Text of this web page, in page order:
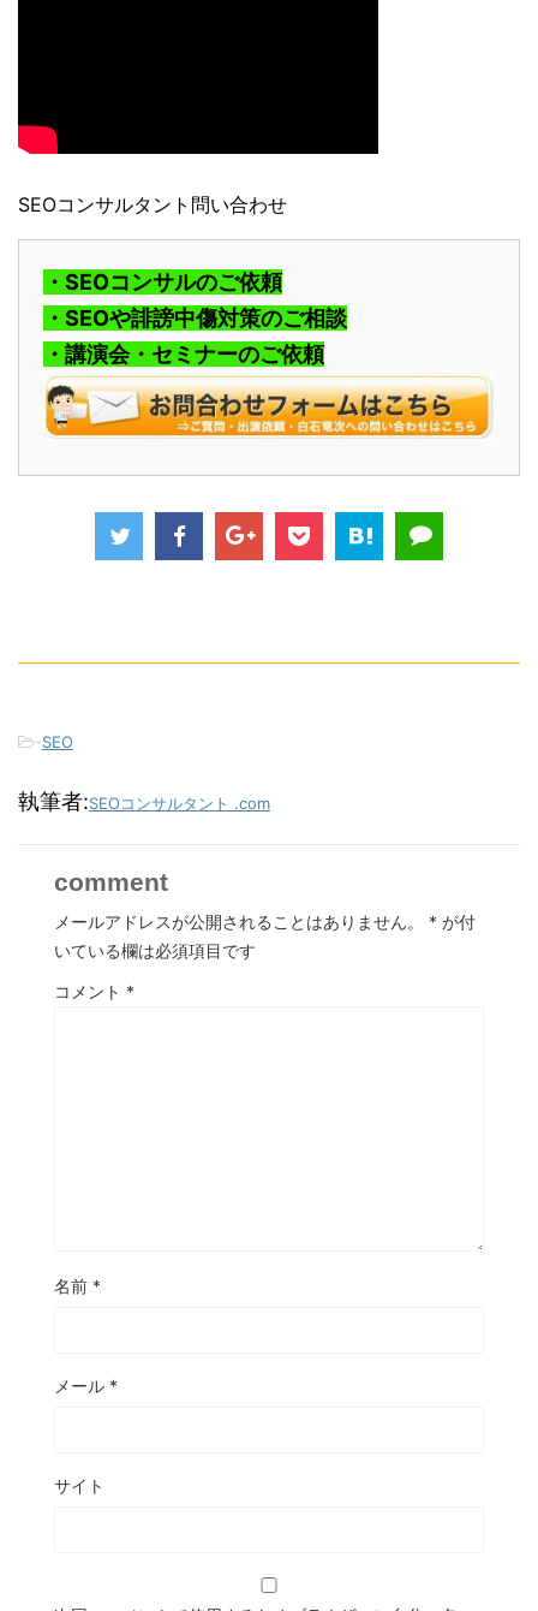
SEOコンサルタント問い合わせ
・SEOコンサルのご依頼
・SEOや誹謗中傷対策のご相談
・講演会・セミナーのご依頼
-SEO
執筆者:SEOコンサルタント .com
comment
メールアドレスが公開されることはありません。 * が付
いている欄は必須項目です
コメント *
名前 *
メール *
サイト